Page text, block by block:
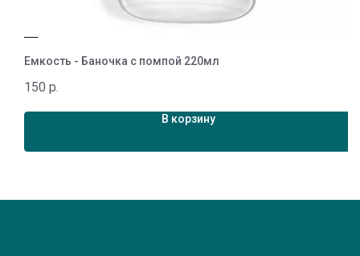
Емкость - Баночка с помпой 220мл
150 р.
В корзину